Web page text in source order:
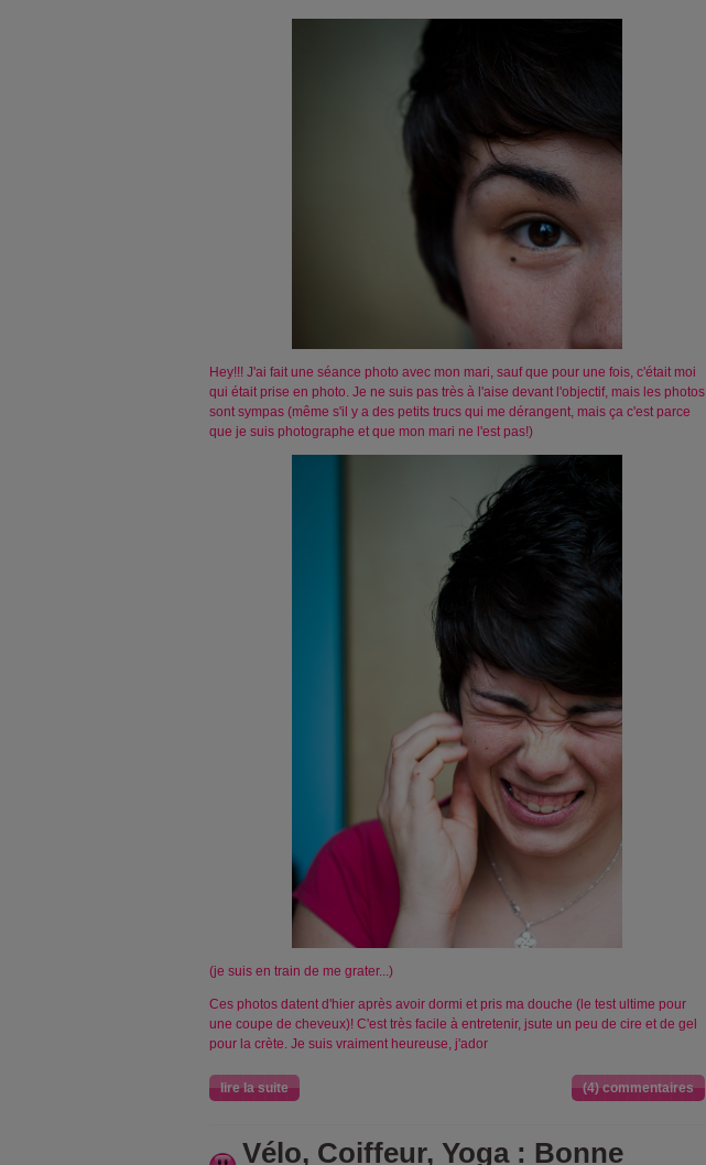
Hey!!! J'ai fait une séance photo avec mon mari, sauf que pour une fois, c'était moi
qui était prise en photo. Je ne suis pas très à l'aise devant l'objectif, mais les photos
sont sympas (même s'il y a des petits trucs qui me dérangent, mais ça c'est parce
que je suis photographe et que mon mari ne l'est pas!)
(je suis en train de me grater...)
Ces photos datent d'hier après avoir dormi et pris ma douche (le test ultime pour
une coupe de cheveux)! C'est très facile à entretenir, jsute un peu de cire et de gel
pour la crète. Je suis vraiment heureuse, j'ador
lire la suite (4) commentaires
Vélo, Coiffeur, Yoga : Bonne